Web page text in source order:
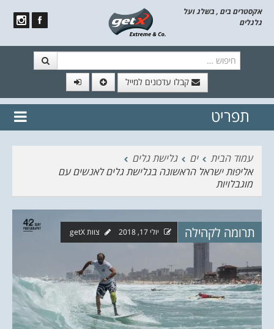
אקסטרים בים , בשלג ועל
גלגלים
קבלו עדכונים למייל
// הצטרף לרשימת תפוצה!
נשמח
תפריט
עמוד הבית
ים
גלישת גלים
אליפות ישראל הראשונה בגלישת גלים לאנשים עם
מוגבלויות
תרומה לקהילה יולי 17, 2018 צוות getX